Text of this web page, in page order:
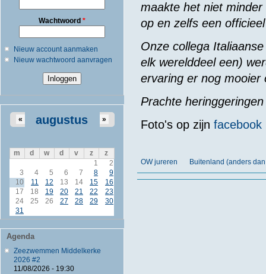
Wachtwoord *
Nieuw account aanmaken
Nieuw wachtwoord aanvragen
augustus
« »
m d w d v z
z
1
2
3
4 5 6 7 8
9
10
11 12 13 14 15
16
17
18 19 20 21 22
23
24
25 26 27 28 29
30
31
Agenda
Zeezwemmen Middelkerke
2026 #2
11/08/2026 - 19:30
maakte het niet
op en zelfs een
Onze collega
elk werelddeel een)
ervaring er nog mooier
Prachte
Foto's op zijn facebook
OW jureren Buitenland (anders